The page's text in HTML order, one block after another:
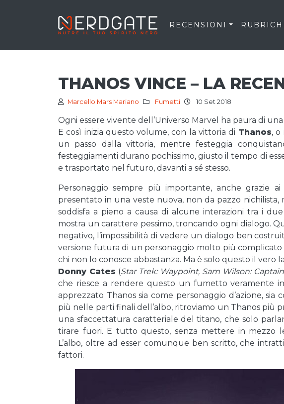
RECENSIONI
THANOS VINCE – LA
Marcello Mars Mariano Fumetti 10 Set 2018
Ogni essere vivente dell’Universo Marvel ha paura di una
E così inizia questo volume, con la vittoria di Thanos, o
un passo dalla vittoria, mentre festeggia
festeggiamenti durano pochissimo, giusto il tempo di
e trasportato nel futuro, davanti a sé stesso.
Personaggio sempre più importante, anche grazie
presentato in una veste nuova, non da pazzo nichilista,
soddisfa a pieno a causa di alcune interazioni tra i
mostra un carattere pessimo, troncando ogni dialogo.
negativo, l’impossibilità di vedere un dialogo ben
versione futura di un personaggio molto più complicato
chi non lo conosce abbastanza. Ma è solo questo il vero
Donny Cates (Star Trek: Waypoint, Sam Wilson:
che riesce a rendere questo un fumetto veramente
apprezzato Thanos sia come personaggio d’azione,
più nelle parti finali dell’albo, ritroviamo un Thanos più
una sfaccettatura caratteriale del titano, che solo
tirare fuori. E tutto questo, senza mettere in mezzo
L’albo, oltre ad esser comunque ben scritto, che
fattori.